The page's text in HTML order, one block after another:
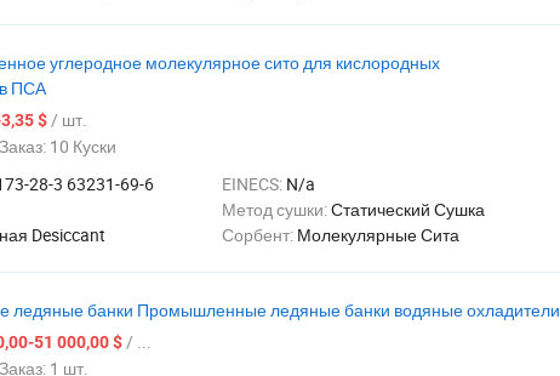
углеродное молекулярное сито для кислородных
ПСА
$/ шт.
10 Куски
28-3 63231-69-6 EINECS: N/a
Метод сушки:Статический Сушка
Desiccant Сорбент: Молекулярные Сита
банки Промышленные ледяные банки водяные охладители
51 000,00 $/ ...
1 шт.